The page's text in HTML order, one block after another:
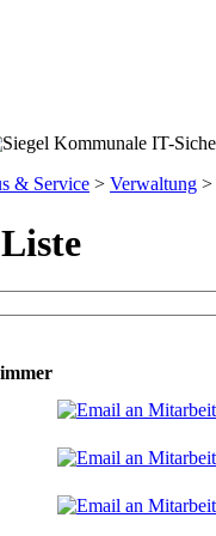
& Service > Verwaltung >